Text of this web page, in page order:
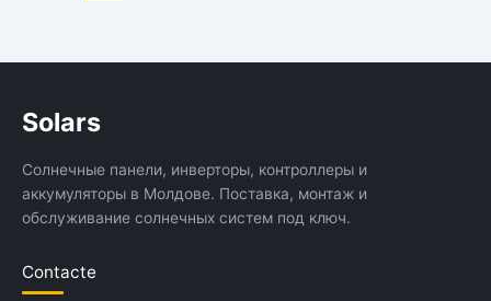
Solars
Солнечные панели, инверторы, контроллеры и
аккумуляторы в Молдове. Поставка, монтаж и
обслуживание солнечных систем под ключ.
Contacte